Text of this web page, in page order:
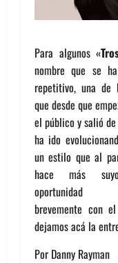
Para algunos «
nombre que se
repetitivo, una de
que desde que
el público y salió
ha ido
un estilo que al
hace más
oportunidad
brevemente con
dejamos acá la
Por Danny Rayman